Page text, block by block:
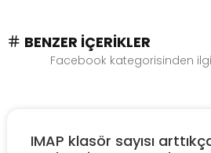
BENZER İÇERIKLER
Facebook kategorisinden
IMAP klasör sayısı